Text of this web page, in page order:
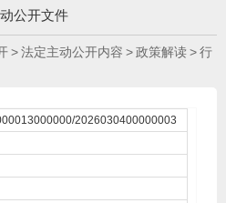
公开文件
>法定主动公开内容 >政策解读>行
2026030400000003